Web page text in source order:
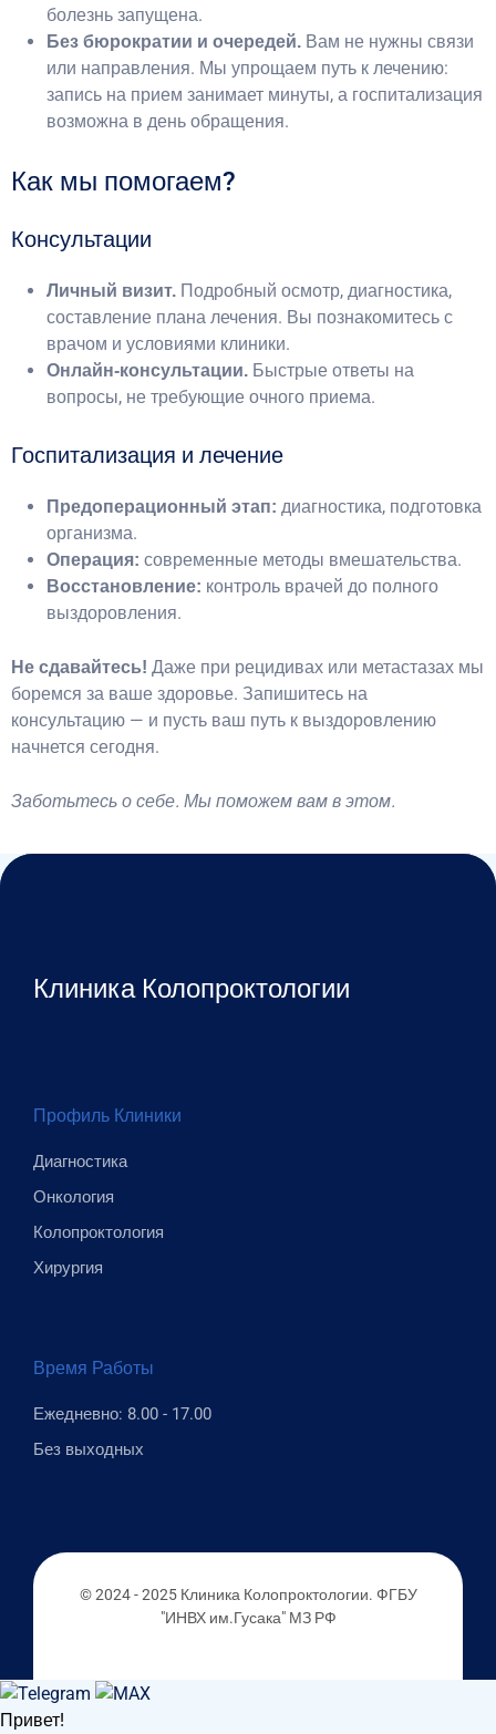
болезнь запущена.
Без бюрократии и очередей. Вам не нужны связи
или направления. Мы упрощаем путь к лечению:
запись на прием занимает минуты, а госпитализация
возможна в день обращения.
Как мы помогаем?
Консультации
Личный визит. Подробный осмотр, диагностика,
составление плана лечения. Вы познакомитесь с
врачом и условиями клиники.
Онлайн-консультации. Быстрые ответы на
вопросы, не требующие очного приема.
Госпитализация и лечение
Предоперационный этап: диагностика, подготовка
организма.
Операция: современные методы вмешательства.
Восстановление: контроль врачей до полного
выздоровления.
Не сдавайтесь! Даже при рецидивах или метастазах мы
боремся за ваше здоровье. Запишитесь на
консультацию — и пусть ваш путь к выздоровлению
начнется сегодня.
Заботьтесь о себе. Мы поможем вам в этом.
Клиника Колопроктологии
Профиль Клиники
Диагностика
Онкология
Колопроктология
Хирургия
Время Работы
Ежедневно: 8.00 - 17.00
Без выходных
© 2024 - 2025 Клиника Колопроктологии. ФГБУ
"ИНВХ им.Гусака" МЗ РФ
Привет!